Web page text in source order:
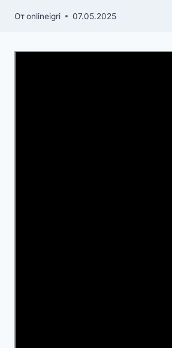
Отonlineigri 07.05.2025